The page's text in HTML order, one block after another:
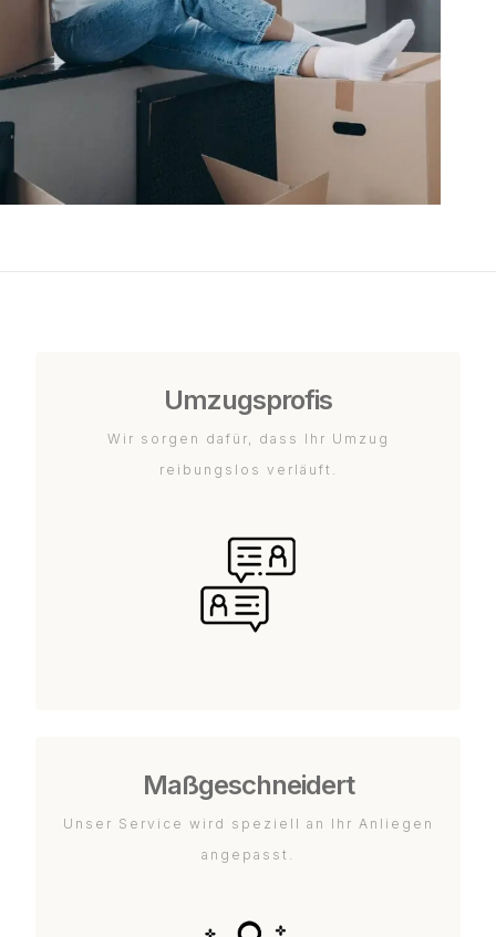
Umzugsprofis
Wir sorgen dafür, dass Ihr Umzug
reibungslos verläuft.
Maßgeschneidert
Unser Service wird speziell an Ihr Anliegen
angepasst.